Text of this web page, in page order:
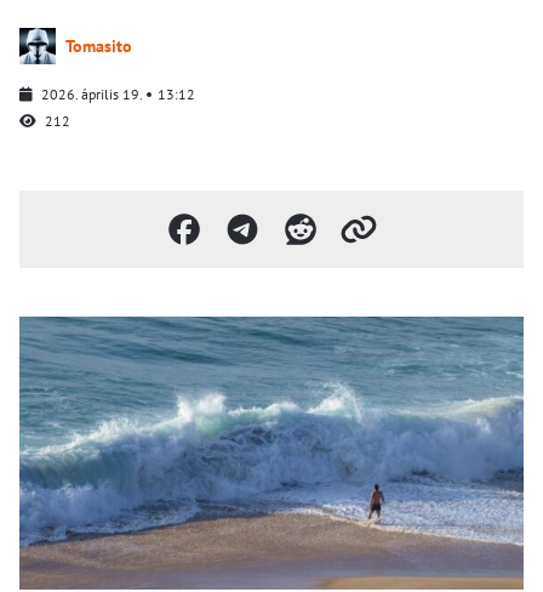
Tomasito
2026. április 19.
13:12
212